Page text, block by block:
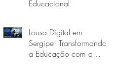
Educacional
Lousa Digital em
Sergipe: Transformando
a Educação com a